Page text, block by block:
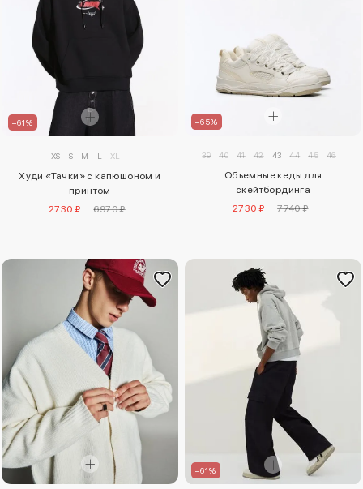
–61%
XS S M L XL
Худи «Тачки» с капюшоном и
принтом
2730 ₽
6970 ₽
–65%
39 40 41 42 43 44 45 46
Объемные кеды для
скейтбординга
2730 ₽
7740 ₽
–61%